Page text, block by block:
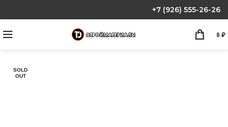
+7 (926) 555-26-26
0 ₽
SOLD
OUT